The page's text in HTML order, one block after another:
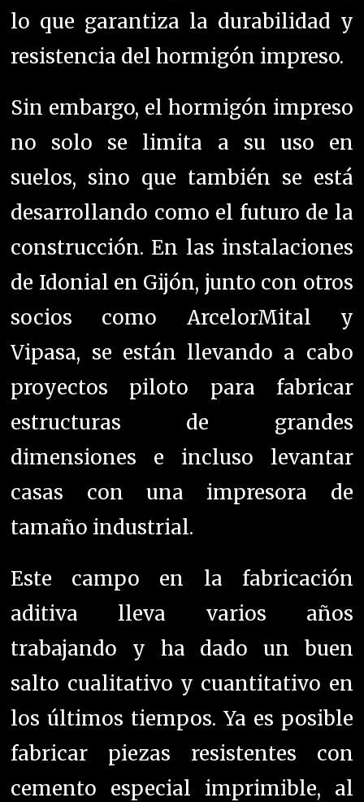
lo que garantiza la durabilidad y
resistencia del hormigón impreso.
Sin embargo, el hormigón impreso
no solo se limita a su uso en
suelos, sino que también se está
desarrollando como el futuro de la
construcción. En las instalaciones
de Idonial en Gijón, junto con otros
socios como ArcelorMital y
Vipasa, se están llevando a cabo
proyectos piloto para fabricar
estructuras de grandes
dimensiones e incluso levantar
casas con una impresora de
tamaño industrial.
Este campo en la fabricación
aditiva lleva varios años
trabajando y ha dado un buen
salto cualitativo y cuantitativo en
los últimos tiempos. Ya es posible
fabricar piezas resistentes con
cemento especial imprimible, al